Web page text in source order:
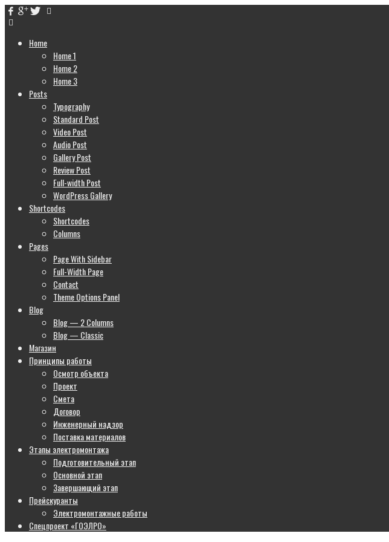
Home
Home 1
Home 2
Home 3
Posts
Typography
Standard Post
Video Post
Audio Post
Gallery Post
Review Post
Full-width Post
WordPress Gallery
Shortcodes
Shortcodes
Columns
Pages
Page With Sidebar
Full-Width Page
Contact
Theme Options Panel
Blog
Blog — 2 Columns
Blog — Classic
Магазин
Принципы работы
Осмотр объекта
Проект
Смета
Договор
Инженерный надзор
Поставка материалов
Этапы электромонтажа
Подготовительный этап
Основной этап
Завершающий этап
Прейскуранты
Электромонтажные работы
Спецпроект «ГОЭЛРО»